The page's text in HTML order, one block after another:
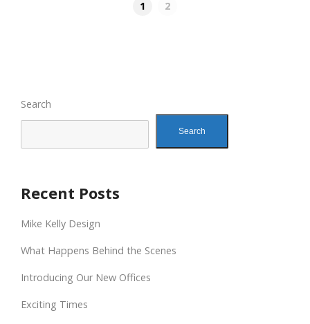
1 2
Search
Search
Recent Posts
Mike Kelly Design
What Happens Behind the Scenes
Introducing Our New Offices
Exciting Times